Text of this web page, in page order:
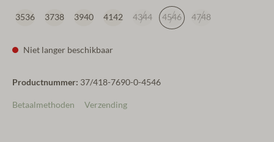
3536 3738 3940 4142 4344 4546 4748
Niet langer beschikbaar
Productnummer: 37/418-7690-0-4546
Betaalmethoden Verzending